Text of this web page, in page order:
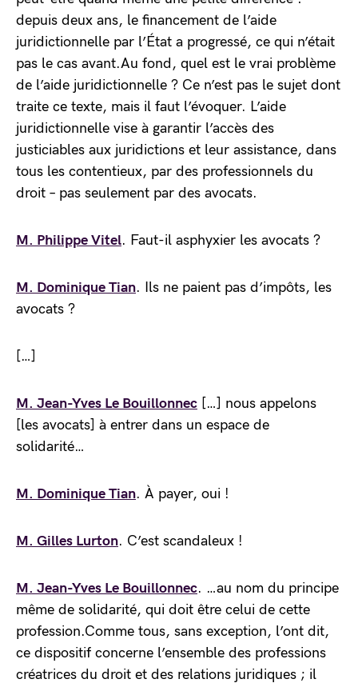
depuis deux ans, le financement de l’aide
juridictionnelle par l’État a progressé, ce qui n’était
pas le cas avant.Au fond, quel est le vrai problème
de l’aide juridictionnelle ? Ce n’est pas le sujet dont
traite ce texte, mais il faut l’évoquer. L’aide
juridictionnelle vise à garantir l’accès des
justiciables aux juridictions et leur assistance, dans
tous les contentieux, par des professionnels du
droit – pas seulement par des avocats.
M. Philippe Vitel. Faut-il asphyxier les avocats ?
M. Dominique Tian. Ils ne paient pas d’impôts, les
avocats ?
[…]
M. Jean-Yves Le Bouillonnec […] nous appelons
[les avocats] à entrer dans un espace de
solidarité…
M. Dominique Tian. À payer, oui !
M. Gilles Lurton. C’est scandaleux !
M. Jean-Yves Le Bouillonnec. …au nom du principe
même de solidarité, qui doit être celui de cette
profession.Comme tous, sans exception, l’ont dit,
ce dispositif concerne l’ensemble des professions
créatrices du droit et des relations juridiques ; il